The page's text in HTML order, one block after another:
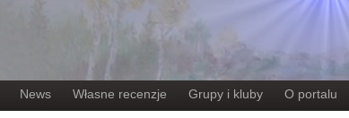
News Własne recenzje Grupy i kluby O portalu